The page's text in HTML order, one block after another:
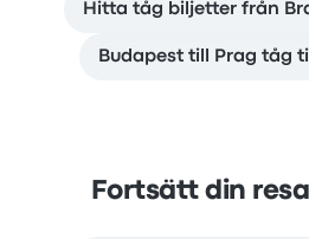
Hitta tåg biljetter från
Budapest till Prag tåg
Fortsätt din